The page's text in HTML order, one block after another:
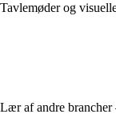
Tavlemøder og
Lær af andre brancher